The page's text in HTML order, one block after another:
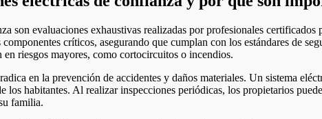
son evaluaciones exhaustivas realizadas por profesionales
críticos, asegurando que cumplan con los estándares de
en riesgos mayores, como cortocircuitos o incendios.
en la prevención de accidentes y daños materiales. Un sistema
los habitantes. Al realizar inspecciones periódicas, los propietarios
familia.